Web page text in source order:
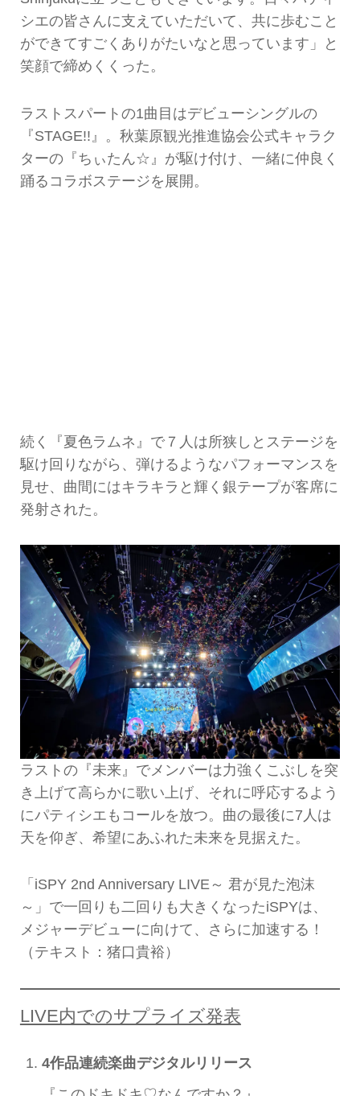
シエの皆さんに支えていただいて、共に歩むこと
ができてすごくありがたいなと思っています」と
笑顔で締めくくった。
ラストスパートの1曲目はデビューシングルの
『STAGE!!』。秋葉原観光推進協会公式キャラク
ターの『ちぃたん☆』が駆け付け、一緒に仲良く
踊るコラボステージを展開。
続く『夏色ラムネ』で７人は所狭しとステージを
駆け回りながら、弾けるようなパフォーマンスを
見せ、曲間にはキラキラと輝く銀テープが客席に
発射された。
ラストの『未来』でメンバーは力強くこぶしを突
き上げて高らかに歌い上げ、それに呼応するよう
にパティシエもコールを放つ。曲の最後に7人は
天を仰ぎ、希望にあふれた未来を見据えた。
「iSPY 2nd Anniversary LIVE～ 君が見た泡沫
～」で一回りも二回りも大きくなったiSPYは、
メジャーデビューに向けて、さらに加速する！
（テキスト：猪口貴裕）
LIVE内でのサプライズ発表
4作品連続楽曲デジタルリリース